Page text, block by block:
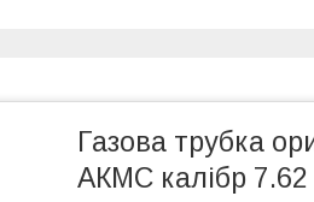
Газова трубка
АКМС калібр